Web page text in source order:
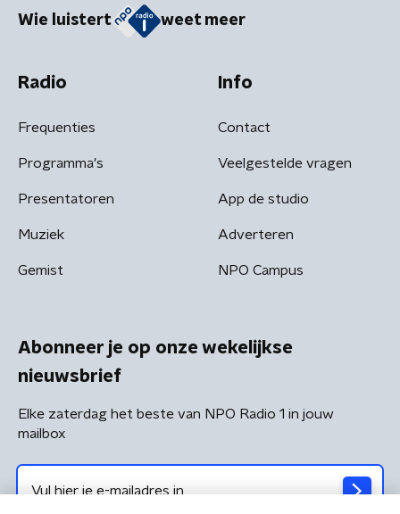
Wie luistert weet meer
Radio
Frequenties
Programma's
Presentatoren
Muziek
Gemist
Info
Contact
Veelgestelde vragen
App de studio
Adverteren
NPO Campus
Abonneer je op onze wekelijkse
nieuwsbrief
Elke zaterdag het beste van NPO Radio 1 in jouw
mailbox